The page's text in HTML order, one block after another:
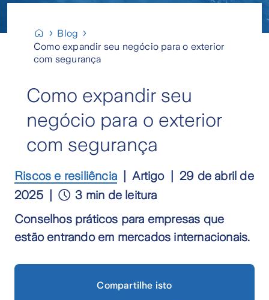
Blog
Como expandir seu negócio para o exterior
com segurança
Como expandir seu
negócio para o exterior
com segurança
Riscos e resiliência Artigo
29 de abril de
2025
3 min de leitura
Conselhos práticos para empresas que
estão entrando em mercados internacionais.
Compartilhe isto